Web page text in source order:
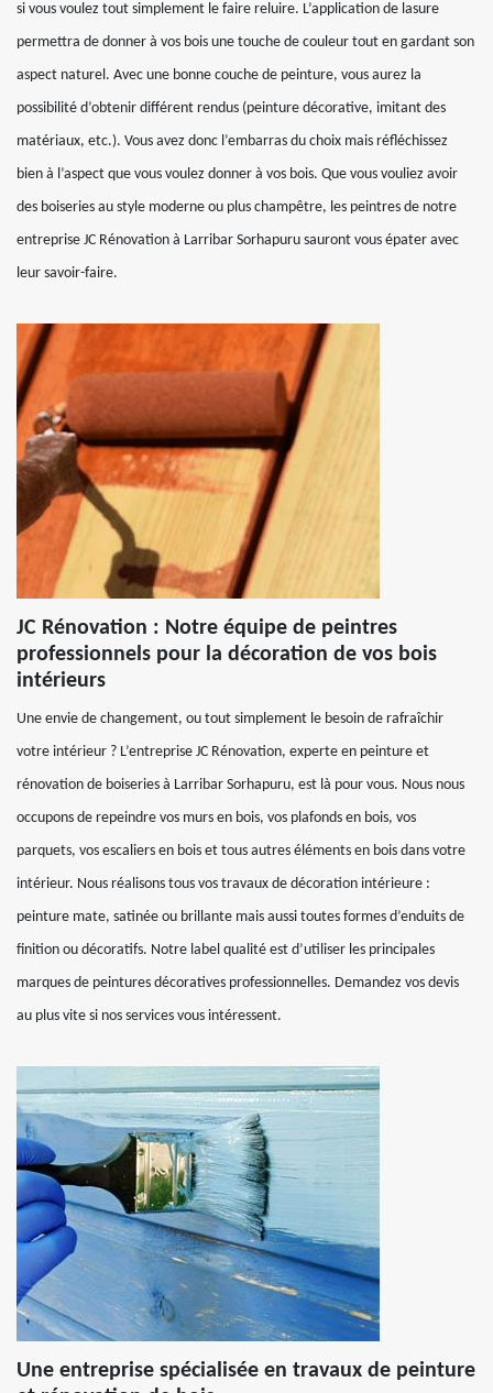
si vous voulez tout simplement le faire reluire. L’application de lasure
permettra de donner à vos bois une touche de couleur tout en gardant son
aspect naturel. Avec une bonne couche de peinture, vous aurez la
possibilité d’obtenir différent rendus (peinture décorative, imitant des
matériaux, etc.). Vous avez donc l’embarras du choix mais réfléchissez
bien à l’aspect que vous voulez donner à vos bois. Que vous vouliez avoir
des boiseries au style moderne ou plus champêtre, les peintres de notre
entreprise JC Rénovation à Larribar Sorhapuru sauront vous épater avec
leur savoir-faire.
JC Rénovation : Notre équipe de peintres
professionnels pour la décoration de vos bois
intérieurs
Une envie de changement, ou tout simplement le besoin de rafraîchir
votre intérieur ? L’entreprise JC Rénovation, experte en peinture et
rénovation de boiseries à Larribar Sorhapuru, est là pour vous. Nous nous
occupons de repeindre vos murs en bois, vos plafonds en bois, vos
parquets, vos escaliers en bois et tous autres éléments en bois dans votre
intérieur. Nous réalisons tous vos travaux de décoration intérieure :
peinture mate, satinée ou brillante mais aussi toutes formes d’enduits de
finition ou décoratifs. Notre label qualité est d’utiliser les principales
marques de peintures décoratives professionnelles. Demandez vos devis
au plus vite si nos services vous intéressent.
Une entreprise spécialisée en travaux de peinture